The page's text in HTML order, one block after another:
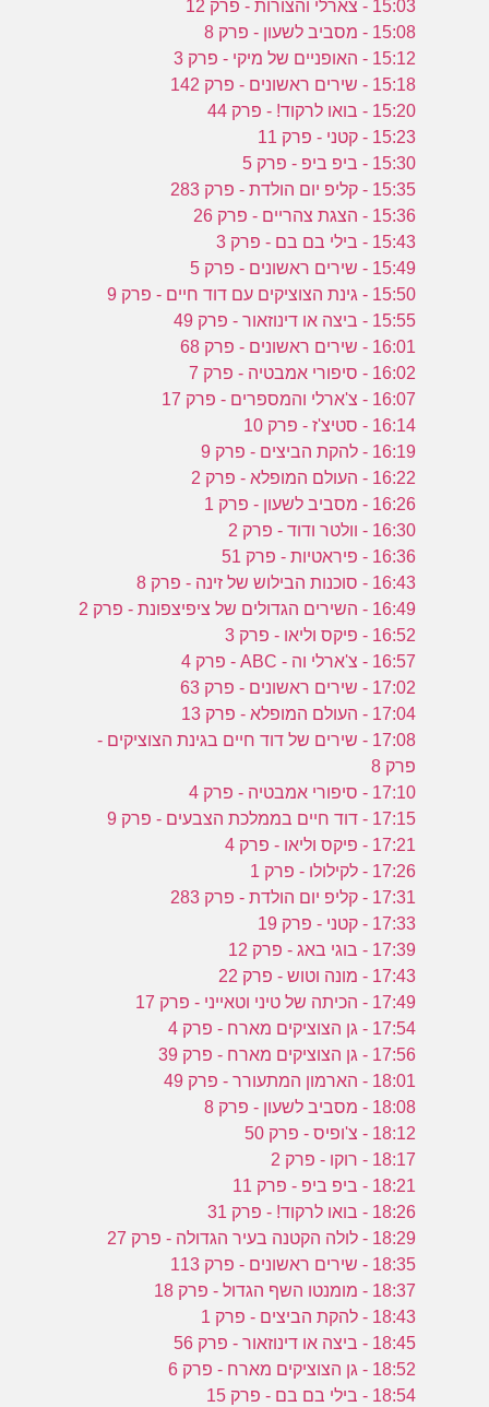
15:03 - צארלי והצורות - פרק 12
15:08 - מסביב לשעון - פרק 8
15:12 - האופניים של מיקי - פרק 3
15:18 - שירים ראשונים - פרק 142
15:20 - בואו לרקוד! - פרק 44
15:23 - קטני - פרק 11
15:30 - ביפ ביפ - פרק 5
15:35 - קליפ יום הולדת - פרק 283
15:36 - הצגת צהריים - פרק 26
15:43 - בילי בם בם - פרק 3
15:49 - שירים ראשונים - פרק 5
15:50 - גינת הצוציקים עם דוד חיים - פרק 9
15:55 - ביצה או דינוזאור - פרק 49
16:01 - שירים ראשונים - פרק 68
16:02 - סיפורי אמבטיה - פרק 7
16:07 - צ'ארלי והמספרים - פרק 17
16:14 - סטיצ'ז - פרק 10
16:19 - להקת הביצים - פרק 9
16:22 - העולם המופלא - פרק 2
16:26 - מסביב לשעון - פרק 1
16:30 - וולטר ודוד - פרק 2
16:36 - פיראטיות - פרק 51
16:43 - סוכנות הבילוש של זינה - פרק 8
16:49 - השירים הגדולים של ציפיצפונת - פרק 2
16:52 - פיקס וליאו - פרק 3
16:57 - צ'ארלי וה - ABC - פרק 4
17:02 - שירים ראשונים - פרק 63
17:04 - העולם המופלא - פרק 13
17:08 - שירים של דוד חיים בגינת הצוציקים -
פרק 8
17:10 - סיפורי אמבטיה - פרק 4
17:15 - דוד חיים בממלכת הצבעים - פרק 9
17:21 - פיקס וליאו - פרק 4
17:26 - לקילולו - פרק 1
17:31 - קליפ יום הולדת - פרק 283
17:33 - קטני - פרק 19
17:39 - בוגי באג - פרק 12
17:43 - מונה וטוש - פרק 22
17:49 - הכיתה של טיני וטאייני - פרק 17
17:54 - גן הצוציקים מארח - פרק 4
17:56 - גן הצוציקים מארח - פרק 39
18:01 - הארמון המתעורר - פרק 49
18:08 - מסביב לשעון - פרק 8
18:12 - צ'ופיס - פרק 50
18:17 - רוקו - פרק 2
18:21 - ביפ ביפ - פרק 11
18:26 - בואו לרקוד! - פרק 31
18:29 - לולה הקטנה בעיר הגדולה - פרק 27
18:35 - שירים ראשונים - פרק 113
18:37 - מומנטו השף הגדול - פרק 18
18:43 - להקת הביצים - פרק 1
18:45 - ביצה או דינוזאור - פרק 56
18:52 - גן הצוציקים מארח - פרק 6
18:54 - בילי בם בם - פרק 15